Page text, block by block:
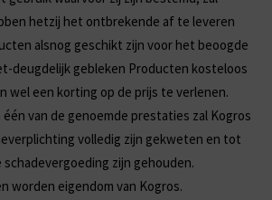
hetzij het ontbrekende af te leveren
alsnog geschikt zijn voor het beoogde
deugdelijk gebleken Producten kosteloos
wel een korting op de prijs te verlenen.
één van de genoemde prestaties zal Kogros
volledig zijn gekweten en tot
zijn gehouden.
worden eigendom van Kogros.